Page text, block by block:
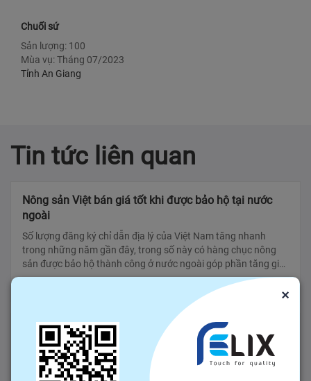
Chuối sứ
Sản lượng: 100
Mùa vụ: Tháng 07/2023
Tỉnh An Giang
Tin tức liên quan
Nông sản Việt bán giá tốt khi được bảo hộ tại nước
ngoài
Số lượng đăng ký chỉ dẫn địa lý của Việt Nam tăng nhanh
trong những năm gần đây, trong số này có hàng chục nông
sản được bảo hộ thành công ở nước ngoài góp phần tăng giá
lên 15-25%. Từ mùa v?
Ăn nho có tác dụng gì? 13 lợi ích sức khỏe của việc ăn
nho
Nho là một loại trái cây giàu dinh dưỡng gồm các chất chống
×